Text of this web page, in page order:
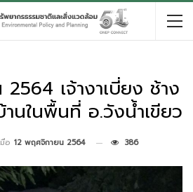
เจ้างาเบี่ยง ช้าง
นในพื้นที่ อ.วังน้ำเขียว
มื่อ 12 พฤศจิกายน 2564 386